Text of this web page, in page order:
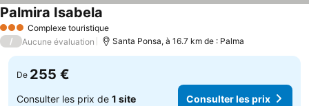
3 ÉtoilesComplexe touristique
Palmira Isabela
/ Aucune évaluation Santa Ponsa, à 16.7 km de : Palma
De 255 €
Consulter les prix de 1 site Consulter les prix